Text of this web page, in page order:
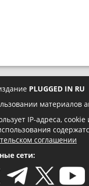
PLUGGED IN RU
материалов
IP-адреса,
соглашении
сети: